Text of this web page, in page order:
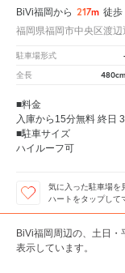
BiVi福岡から 217m 徒歩
福岡県福岡市中央区渡辺
駐車場形式 -
全長 480cm
■料金
入庫から15分無料 終日
■駐車サイズ
ハイルーフ可
気に入った駐車場を
ハートをタップして
BiVi福岡周辺の、土日
表示しています。